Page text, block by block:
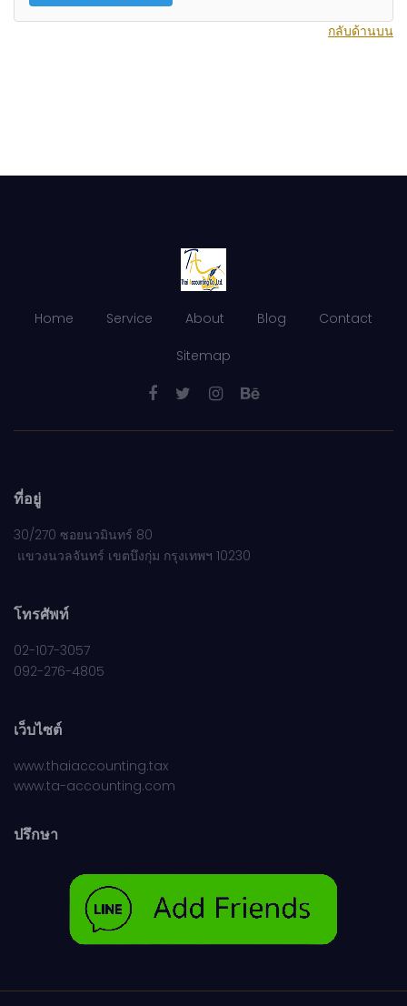
กลับด้านบน
Home Service About Blog Contact
Sitemap
ที่อยู่
30/270 ซอยนวมินทร์ 80
แขวงนวลจันทร์ เขตบึงกุ่ม กรุงเทพฯ 10230
โทรศัพท์
02-107-3057
092-276-4805
เว็บไซต์
www.thaiaccounting.tax
www.ta-accounting.com
ปรึกษา